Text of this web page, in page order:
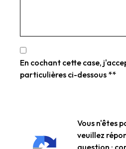
En cochant cette case,
particulières ci-dessous **
Vous n'êtes
veuillez